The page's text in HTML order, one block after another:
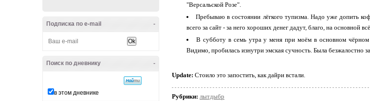
-
Подписка по e-mail
-
Поиск по дневнику
в этом дневнике
"Версальской Розе".
Пребываю в состоянии лёгкого тупизма. Надо уже допить
всего за сайт - за него хороших денег дадут, благо, на основной
В субботу в семь утра у меня при моём в основном чёрном
Видимо, пробилась изнутри эмская сучность. Была безжалостно
Update: Стоило это запостить, как дайри встали.
Рубрики: лытдыбр